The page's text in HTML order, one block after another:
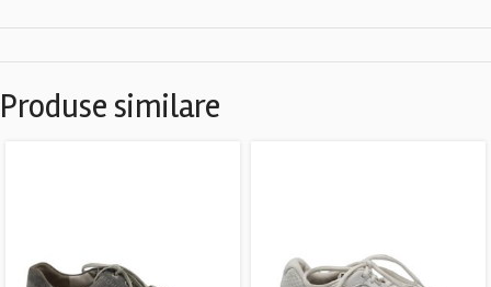
Produse similare